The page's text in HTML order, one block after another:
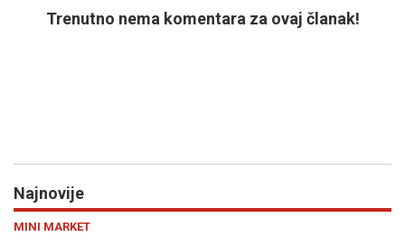
Trenutno nema komentara za ovaj članak!
Najnovije